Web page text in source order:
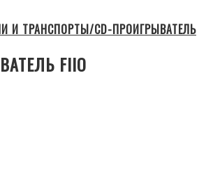
И ТРАНСПОРТЫ/CD-ПРОИГРЫВАТЕЛЬ
FIIO